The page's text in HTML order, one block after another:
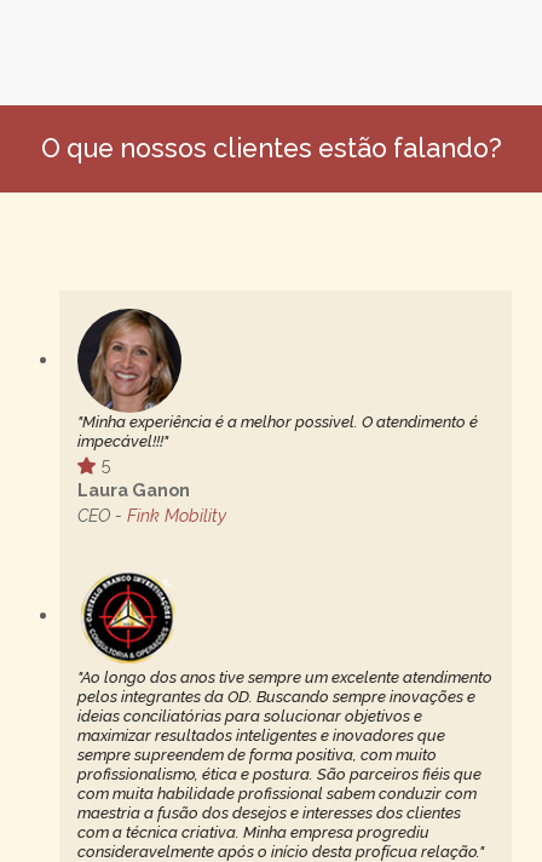
O que nossos clientes estão falando?
"Minha experiência é a melhor possivel. O atendimento é
impecável!!!"
5
Laura Ganon
CEO - Fink Mobility
"Ao longo dos anos tive sempre um excelente atendimento
pelos integrantes da OD. Buscando sempre inovações e
ideias conciliatórias para solucionar objetivos e
maximizar resultados inteligentes e inovadores que
sempre supreendem de forma positiva, com muito
profissionalismo, ética e postura. São parceiros fiéis que
com muita habilidade profissional sabem conduzir com
maestria a fusão dos desejos e interesses dos clientes
com a técnica criativa. Minha empresa progrediu
consideravelmente após o início desta profícua relação."